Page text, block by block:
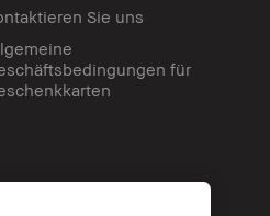
Sie uns
für